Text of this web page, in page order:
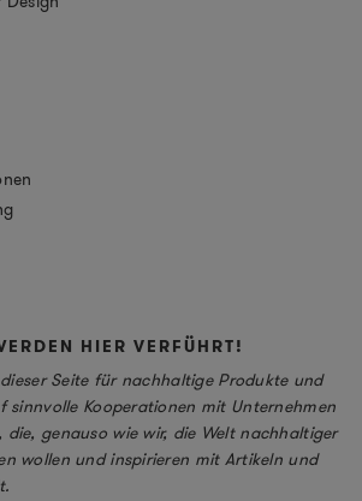
HIER VERFÜHRT!
Seite für nachhaltige Produkte und
sinnvolle Kooperationen mit Unternehmen
genauso wie wir, die Welt nachhaltiger
wollen und inspirieren mit Artikeln und